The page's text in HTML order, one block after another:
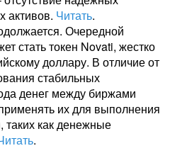
активов. Читать.
Очередной
стать токен Novati, жестко
доллару. В отличие от
стабильных
денег между биржами
их для выполнения
как денежные
.